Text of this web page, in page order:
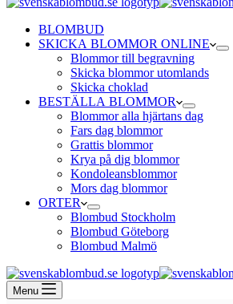
BLOMBUD
SKICKA BLOMMOR ONLINE
Blommor till begravning
Skicka blommor utomlands
Skicka choklad
BESTÄLLA BLOMMOR
Blommor alla hjärtans dag
Fars dag blommor
Grattis blommor
Krya på dig blommor
Kondoleansblommor
Mors dag blommor
ORTER
Blombud Stockholm
Blombud Göteborg
Blombud Malmö
Menu